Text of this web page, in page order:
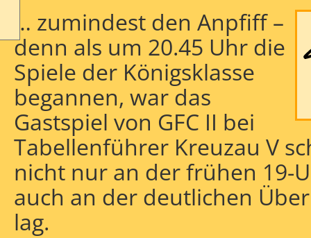
… zumindest den Anpfiff –
denn als um 20.45 Uhr die
Spiele der Königsklasse
begannen, war das
Gastspiel von GFC II bei
Tabellenführer Kreuzau V
nicht nur an der frühen 19-
auch an der deutlichen
lag.